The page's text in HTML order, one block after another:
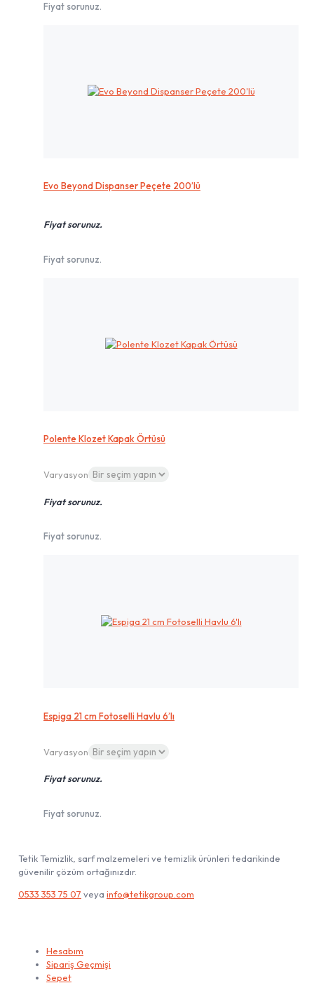
Fiyat sorunuz.
Evo Beyond Dispanser Peçete 200’lü
Fiyat sorunuz.
Fiyat sorunuz.
Polente Klozet Kapak Örtüsü
Varyasyon
Fiyat sorunuz.
Fiyat sorunuz.
Espiga 21 cm Fotoselli Havlu 6’lı
Varyasyon
Fiyat sorunuz.
Fiyat sorunuz.
Tetik Temizlik, sarf malzemeleri ve temizlik ürünleri tedarikinde
güvenilir çözüm ortağınızdır.
0533 353 75 07 veya info@tetikgroup.com
Hesabım
Sipariş Geçmişi
Sepet